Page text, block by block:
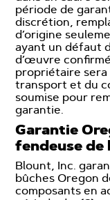
période de
discrétion,
d’origine
ayant un défaut
d’œuvre
propriétaire sera
transport et du
soumise pour
garantie.
Garantie
fendeuse de
Blount, Inc.
bûches Oregon
composants en